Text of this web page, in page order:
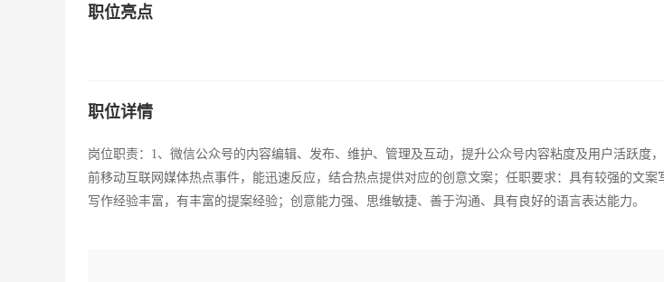
职位亮点
职位详情
岗位职责：1、微信公众号的内容编辑、发布、维护、管理及互动，提升公众号内容粘度及用户活跃度
前移动互联网媒体热点事件，能迅速反应，结合热点提供对应的创意文案；任职要求：具有较强的文案
写作经验丰富，有丰富的提案经验；创意能力强、思维敏捷、善于沟通、具有良好的语言表达能力。